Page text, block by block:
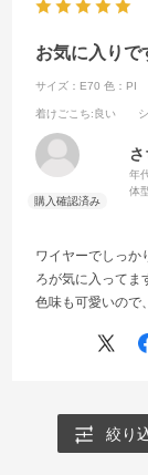
お気に入りで
サイズ：E70 色：PI
着けごこち:良い
さ
年
体
ワイヤーでしっか
ろが気に入ってま
色味も可愛いので
絞り